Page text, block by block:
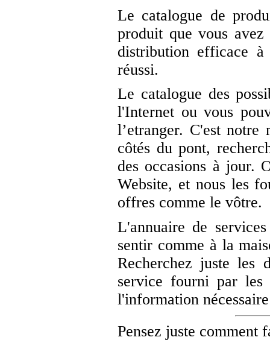
Le catalogue de
produit que vous avez
distribution efficace
réussi.
Le catalogue des
l'Internet ou vous
l’etranger. C'est
côtés du pont,
des occasions à jour.
Website, et nous les
offres comme le vôtre.
L'annuaire de
sentir comme à la
Recherchez juste les
service fourni par
l'information
Pensez juste comment